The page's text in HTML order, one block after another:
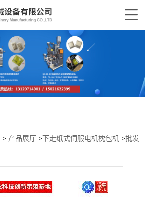
> 产品展厅 > 下走纸式伺服电机枕包机 >批发